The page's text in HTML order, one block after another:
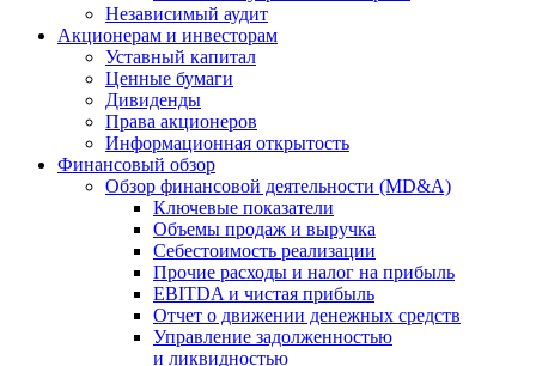
Независимый аудит
Акционерам и инвесторам
Уставный капитал
Ценные бумаги
Дивиденды
Права акционеров
Информационная открытость
Финансовый обзор
Обзор финансовой деятельности (MD&A)
Ключевые показатели
Объемы продаж и выручка
Себестоимость реализации
Прочие расходы и налог на прибыль
EBITDA и чистая прибыль
Отчет о движении денежных средств
Управление задолженностью
и ликвидностью